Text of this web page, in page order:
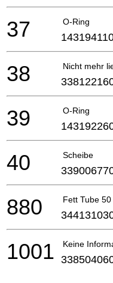
O-Ring
37
Nicht mehr
38
O-Ring
39
Scheibe
40
Fett Tube
880
Keine
1001